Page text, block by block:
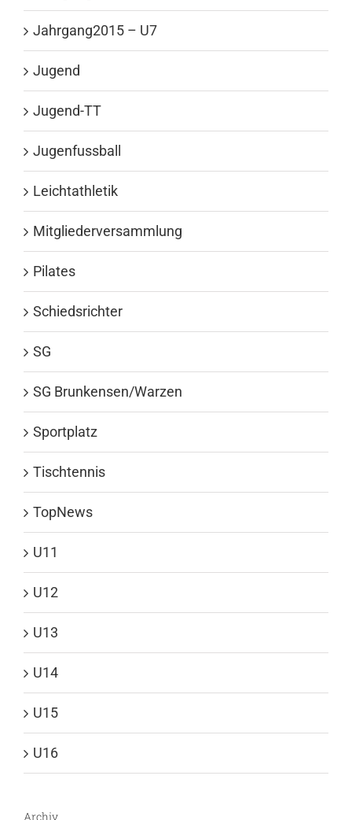
Jahrgang2015 – U7
Jugend
Jugend-TT
Jugenfussball
Leichtathletik
Mitgliederversammlung
Pilates
Schiedsrichter
SG
SG Brunkensen/Warzen
Sportplatz
Tischtennis
TopNews
U11
U12
U13
U14
U15
U16
Archiv